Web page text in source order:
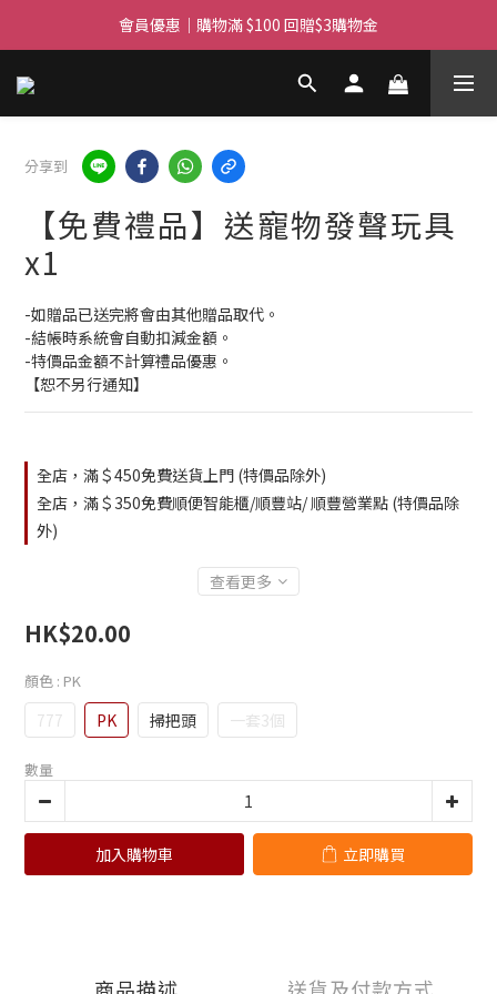
滿$450免費送貨上門 I 滿$350免運 順豐自取
會員優惠｜購物滿 $100 回贈$3購物金
滿$450免費送貨上門 I 滿$350免運 順豐自取
分享到
【免費禮品】送寵物發聲玩具
x1
-如贈品已送完將會由其他贈品取代。
-結帳時系統會自動扣減金額。
-特價品金額不計算禮品優惠。
【恕不另行通知】
全店，滿＄450免費送貨上門 (特價品除外)
全店，滿＄350免費順便智能櫃/順豐站/ 順豐營業點 (特價品除
外)
查看更多
HK$20.00
顏色 : PK
777 PK 掃把頭 一套3個
數量
加入購物車 立即購買